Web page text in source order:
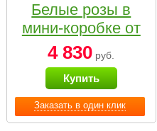
Заказать в один клик
Белые розы в
мини-коробке от
Bella Fiori
4 830 руб.
Купить